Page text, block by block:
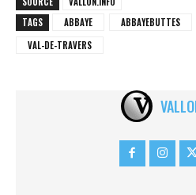
TAGS
ABBAYE ABBAYEBUTTES
VAL-DE-TRAVERS